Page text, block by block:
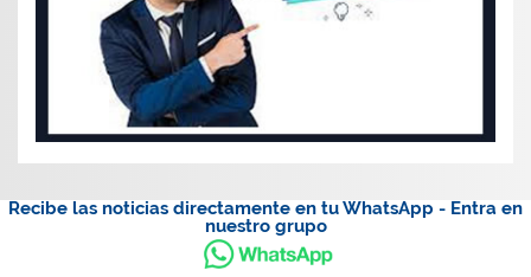
Recibe las noticias directamente en tu WhatsApp - Entra en
nuestro grupo